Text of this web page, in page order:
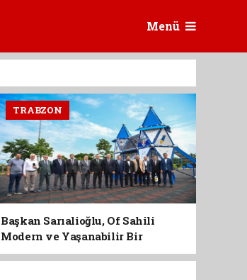
Menü
TRABZON
Başkan Sarıalioğlu, Of Sahili
Modern ve Yaşanabilir Bir
Kimliğe Kavuşuyor